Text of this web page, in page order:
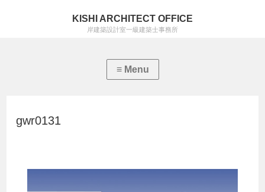
KISHI ARCHITECT OFFICE
岸建築設計室一級建築士事務所
gwr0131